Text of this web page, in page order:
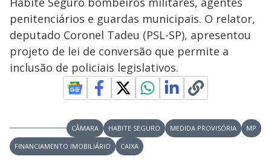
penitenciários e guardas municipais. O relator,
deputado Coronel Tadeu (PSL-SP), apresentou
projeto de lei de conversão que permite a
inclusão de policiais legislativos.
CÂMARA HABITE SEGURO MEDIDA PROVISÓRIA
MP
FINANCIAMENTO IMOBILIÁRIO
CAIXA